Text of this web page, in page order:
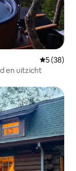
5 (38)
en uitzicht